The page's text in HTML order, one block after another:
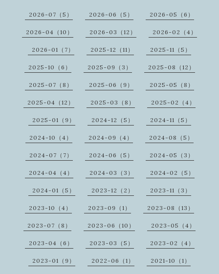
2026-07（5） 2026-06（5） 2026-05（6）
2026-04（10） 2026-03（12） 2026-02（4）
2026-01（7） 2025-12（11） 2025-11（5）
2025-10（6） 2025-09（3） 2025-08（12）
2025-07（8） 2025-06（9） 2025-05（8）
2025-04（12） 2025-03（8） 2025-02（4）
2025-01（9） 2024-12（5） 2024-11（5）
2024-10（4） 2024-09（4） 2024-08（5）
2024-07（7） 2024-06（5） 2024-05（3）
2024-04（4） 2024-03（3） 2024-02（5）
2024-01（5） 2023-12（2） 2023-11（3）
2023-10（4） 2023-09（1） 2023-08（13）
2023-07（8） 2023-06（10） 2023-05（4）
2023-04（6） 2023-03（5） 2023-02（4）
2023-01（9） 2022-06（1） 2021-10（1）